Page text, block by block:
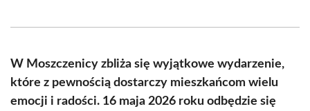
(Twitter)
W Moszczenicy zbliża się wyjątkowe wydarzenie,
które z pewnością dostarczy mieszkańcom wielu
emocji i radości. 16 maja 2026 roku odbędzie się